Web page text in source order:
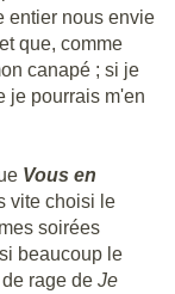
entier nous envie
que, comme
canapé ; si je
je pourrais m'en
Vous en
vite choisi le
soirées
beaucoup le
rage de Je